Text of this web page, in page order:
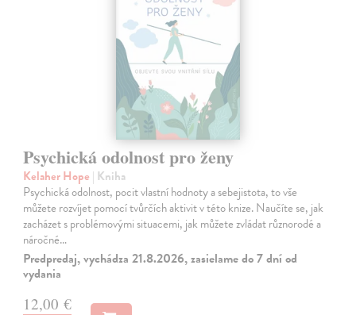
Psychická odolnost pro ženy
Kelaher Hope | Kniha
Psychická odolnost, pocit vlastní hodnoty a sebejistota, to vše
můžete rozvíjet pomocí tvůrčích aktivit v této knize. Naučíte se, jak
zacházet s problémovými situacemi, jak můžete zvládat různorodé a
náročné…
Predpredaj, vychádza 21.8.2026, zasielame do 7 dní od
vydania
12,00 €